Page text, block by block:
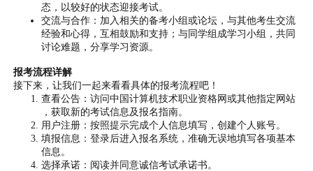
态，以较好的状态迎接考试。
交流与合作：加入相关的备考小组或论坛，与其他考生交流
经验和心得，互相鼓励和支持；与同学组成学习小组，共同
讨论难题，分享学习资源。
报考流程详解
接下来，让我们一起来看看具体的报考流程吧！
查看公告：访问中国计算机技术职业资格网或其他指定网站
，获取新的考试信息及报名指南。
用户注册：按照提示完成个人信息填写，创建个人账号。
填报信息：登录后进入报名系统，准确无误地填写各项基本
信息。
选择承诺：阅读并同意诚信考试承诺书。